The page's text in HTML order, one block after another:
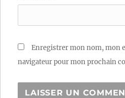
Enregistrer mon nom, mon
navigateur pour mon prochain